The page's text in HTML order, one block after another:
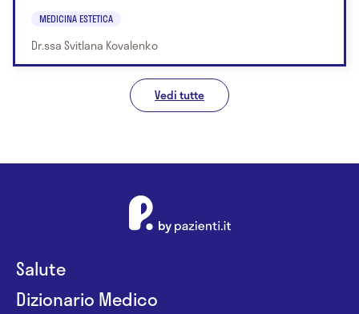
MEDICINA ESTETICA
Dr.ssa Svitlana Kovalenko
Vedi tutte
Salute
Dizionario Medico